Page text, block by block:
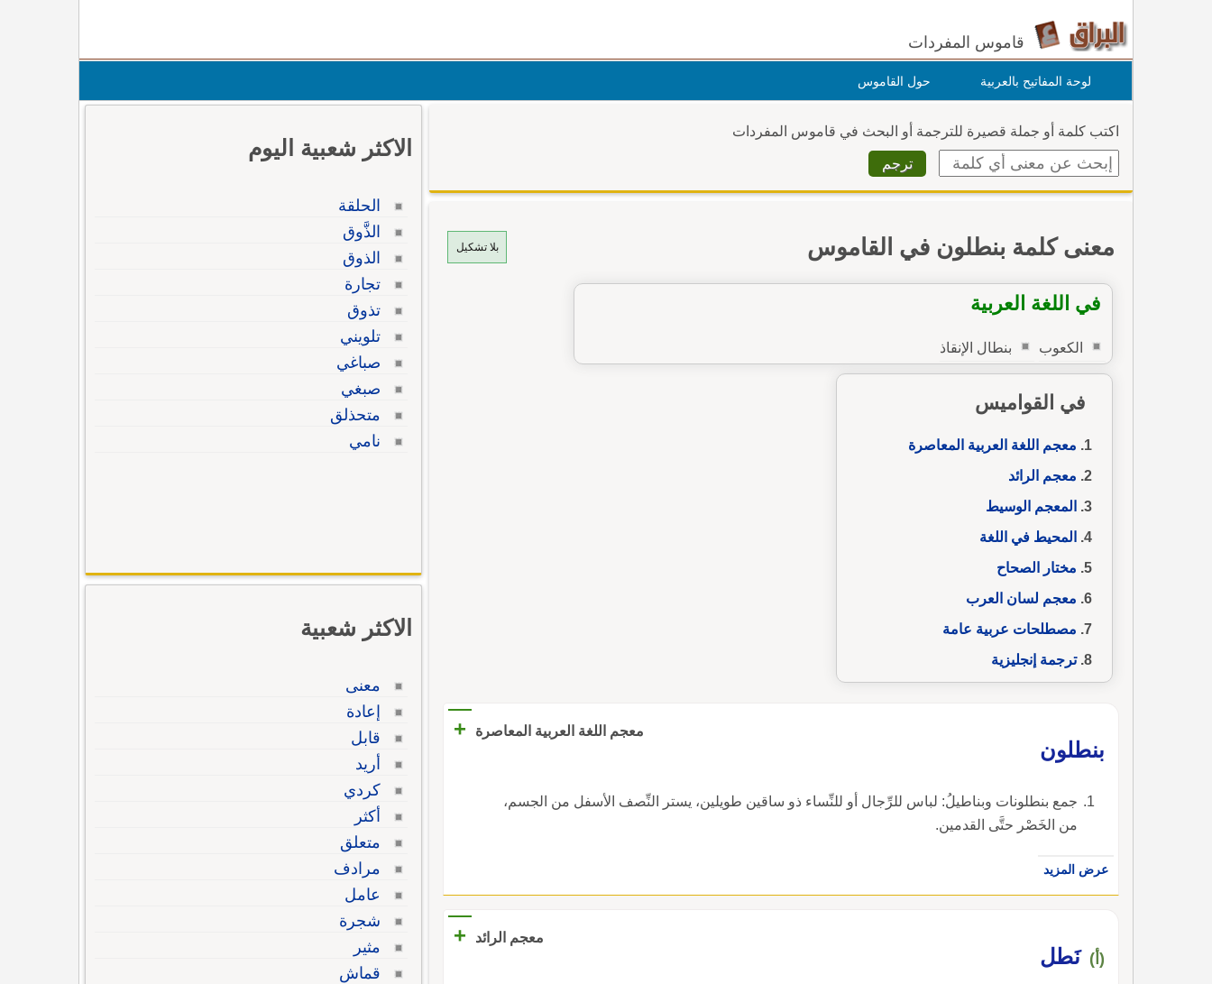
قاموس المفردات
لوحة المفاتيح بالعربية حول القاموس
اكتب كلمة أو جملة قصيرة للترجمة أو البحث في قاموس المفردات
بلا تشكيل معنى كلمة بنطلون في القاموس
في اللغة العربية
الكعوب بنطال الإنقاذ
في القواميس
معجم اللغة العربية المعاصرة
معجم الرائد
المعجم الوسيط
المحيط في اللغة
مختار الصحاح
معجم لسان العرب
مصطلحات عربية عامة
ترجمة إنجليزية
معجم اللغة العربية المعاصرة
+
بنطلون
جمع بنطلونات وبناطيلُ: لباس للرِّجال أو للنِّساء ذو ساقين طويلين، يستر النِّصف الأسفل من الجسم،
من الخَصْر حتَّى القدمين.
عرض المزيد
معجم الرائد +
(أ) نَطل
الاكثر شعبية اليوم
الحلقة
الذَّوق
الذوق
تجارة
تذوق
تلويني
صباغي
صبغي
متحذلق
نامي
الاكثر شعبية
معنى
إعادة
قابل
أريد
كردي
أكثر
متعلق
مرادف
عامل
شجرة
مثير
قماش